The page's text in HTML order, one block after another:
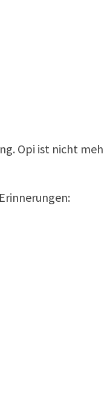
Opi ist nicht